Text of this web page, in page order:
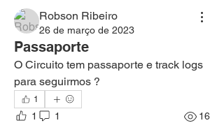
Robson Ribeiro
26 de março de 2023
Passaporte
O Circuito tem passaporte e track logs
para seguirmos ?
1
1 1 16